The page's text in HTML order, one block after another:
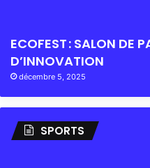
ECOFEST : SALON DE
D’INNOVATION
décembre 5, 2025
SPORTS